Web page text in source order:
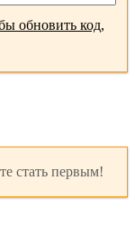
стать первым!